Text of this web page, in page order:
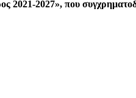
2027», που